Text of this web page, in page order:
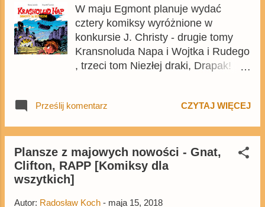
komiksy Disneya? Po lewej - Siegel,
po prawej - Shuster
W maju Egmont planuje wydać
cztery komiksy wyróżnione w
konkursie J. Christy - drugie tomy
Kransnoluda Napa i Wojtka i Rudego
, trzeci tom Niezłej draki, Drapak!
zapowiedzianych komiksów.
do sprzedaży 17 maja. Przy okazji
przypominamy, że wielu twórców
komiksów nagrodzonych w
Prześlij komentarz CZYTAJ WIĘCEJ
Plansze z majowych nowości - Gnat,
Clifton, RAPP [Komiksy dla
wszytkich]
Autor: Radosław Koch - maja 15, 2018